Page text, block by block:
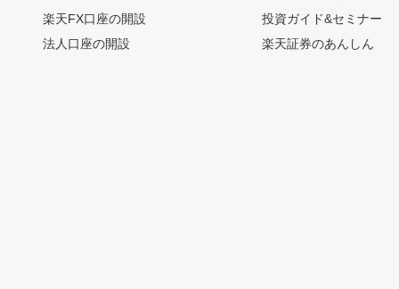
楽天FX口座の開設
法人口座の開設
投資ガイド&セミナー
楽天証券のあんしん